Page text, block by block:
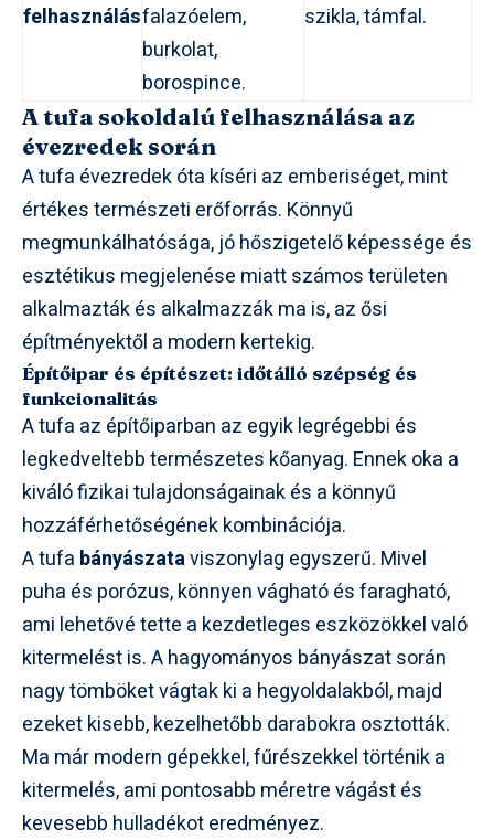
felhasználásfalazóelem,
burkolat,
borospince.
szikla, támfal.
A tufa sokoldalú felhasználása az
évezredek során
A tufa évezredek óta kíséri az emberiséget, mint
értékes természeti erőforrás. Könnyű
megmunkálhatósága, jó hőszigetelő képessége és
esztétikus megjelenése miatt számos területen
alkalmazták és alkalmazzák ma is, az ősi
építményektől a modern kertekig.
Építőipar és építészet: időtálló szépség és
funkcionalitás
A tufa az építőiparban az egyik legrégebbi és
legkedveltebb természetes kőanyag. Ennek oka a
kiváló fizikai tulajdonságainak és a könnyű
hozzáférhetőségének kombinációja.
A tufa bányászataviszonylag egyszerű. Mivel
puha és porózus, könnyen vágható és faragható,
ami lehetővé tette a kezdetleges eszközökkel való
kitermelést is. A hagyományos bányászat során
nagy tömböket vágtak ki a hegyoldalakból, majd
ezeket kisebb, kezelhetőbb darabokra osztották.
Ma már modern gépekkel, fűrészekkel történik a
kitermelés, ami pontosabb méretre vágást és
kevesebb hulladékot eredményez.